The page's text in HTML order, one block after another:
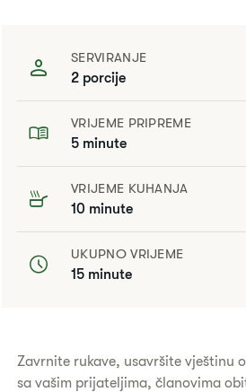
SERVIRANJE
2 porcije
VRIJEME PRIPREME
5 minute
VRIJEME KUHANJA
10 minute
UKUPNO VRIJEME
15 minute
Zavrnite rukave, usavršite vještinu
sa vašim prijateljima, članovima